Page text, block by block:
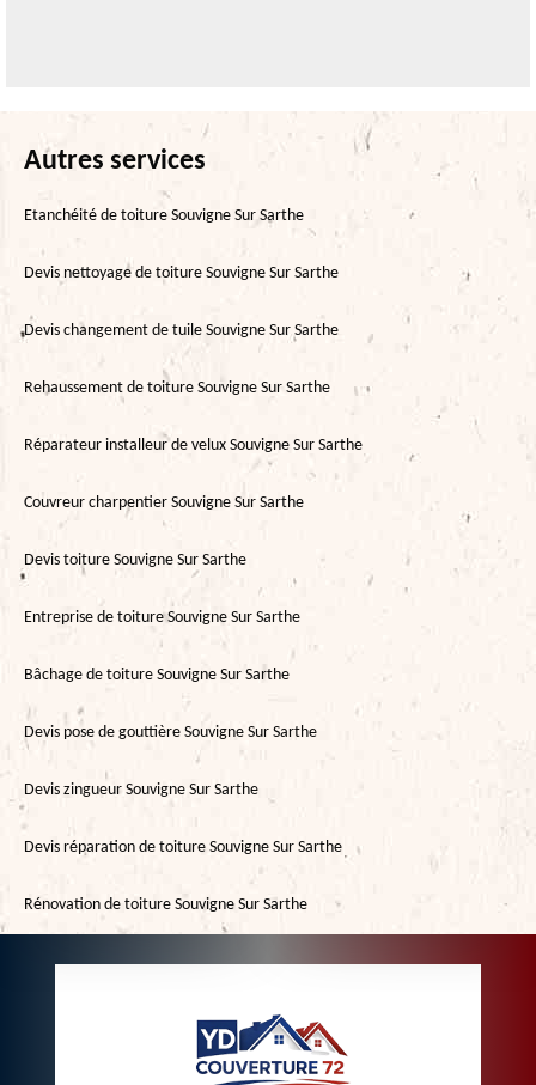
Autres services
Etanchéité de toiture Souvigne Sur Sarthe
Devis nettoyage de toiture Souvigne Sur Sarthe
Devis changement de tuile Souvigne Sur Sarthe
Rehaussement de toiture Souvigne Sur Sarthe
Réparateur installeur de velux Souvigne Sur Sarthe
Couvreur charpentier Souvigne Sur Sarthe
Devis toiture Souvigne Sur Sarthe
Entreprise de toiture Souvigne Sur Sarthe
Bâchage de toiture Souvigne Sur Sarthe
Devis pose de gouttière Souvigne Sur Sarthe
Devis zingueur Souvigne Sur Sarthe
Devis réparation de toiture Souvigne Sur Sarthe
Rénovation de toiture Souvigne Sur Sarthe